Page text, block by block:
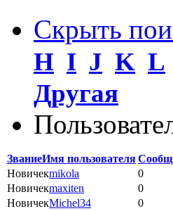
Скрыть
H I J K L
Другая
ЗваниеИмя пользователя
Новичекmikola 0
Новичекmaxiten 0
НовичекMichel34 0